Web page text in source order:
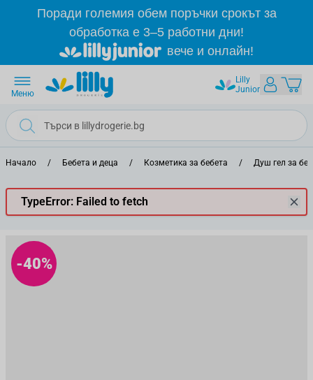
Прескачане към съдържанието
Поради големия обем поръчки срокът за
обработка е 3–5 работни дни!
вече и онлайн!
Lilly
Junior
Меню
Начало / Бебета и деца / Козметика за бебета / Душ гел за
TypeError: Failed to fetch
-40%